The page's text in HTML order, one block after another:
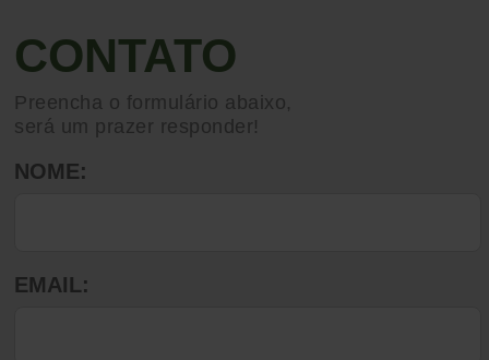
CONTATO
Preencha o formulário abaixo,
será um prazer responder!
NOME:
EMAIL: